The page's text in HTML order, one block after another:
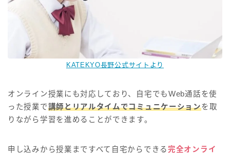
KATEKYO長野公式サイトより
オンライン授業にも対応しており、自宅でもWeb通話を使
った授業で講師とリアルタイムでコミュニケーションを取
りながら学習を進めることができます。
申し込みから授業まですべて自宅からできる完全オンライ